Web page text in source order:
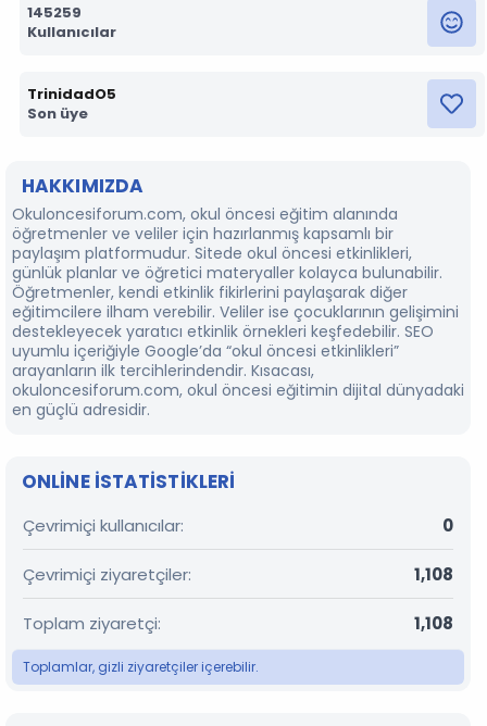
145259
Kullanıcılar
TrinidadO5
Son üye
HAKKIMIZDA
Okuloncesiforum.com, okul öncesi eğitim alanında
öğretmenler ve veliler için hazırlanmış kapsamlı bir
paylaşım platformudur. Sitede okul öncesi etkinlikleri,
günlük planlar ve öğretici materyaller kolayca bulunabilir.
Öğretmenler, kendi etkinlik fikirlerini paylaşarak diğer
eğitimcilere ilham verebilir. Veliler ise çocuklarının gelişimini
destekleyecek yaratıcı etkinlik örnekleri keşfedebilir. SEO
uyumlu içeriğiyle Google’da “okul öncesi etkinlikleri”
arayanların ilk tercihlerindendir. Kısacası,
okuloncesiforum.com, okul öncesi eğitimin dijital dünyadaki
en güçlü adresidir.
ONLINE ISTATISTIKLERI
Çevrimiçi kullanıcılar 0
Çevrimiçi ziyaretçiler 1,108
Toplam ziyaretçi 1,108
Toplamlar, gizli ziyaretçiler içerebilir.